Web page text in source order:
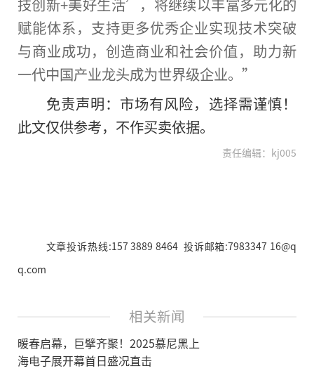
技创新+美好生活’，将继续以丰富多元化的
赋能体系，支持更多优秀企业实现技术突破
与商业成功，创造商业和社会价值，助力新
一代中国产业龙头成为世界级企业。”
免责声明：市场有风险，选择需谨慎！
此文仅供参考，不作买卖依据。
责任编辑：kj005
文章投诉热线:157 3889 8464 投诉邮箱:7983347 16@q
q.com
相关新闻
暖春启幕，巨擘齐聚！2025慕尼黑上
海电子展开幕首日盛况直击